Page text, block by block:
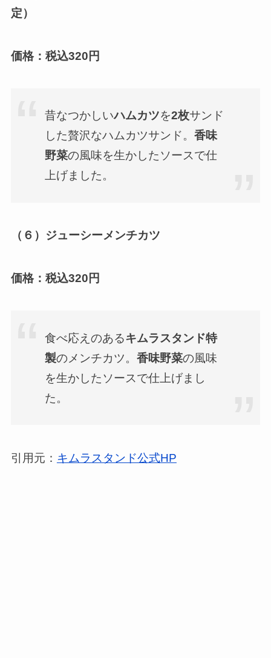
定）
価格：税込320円
昔なつかしいハムカツを2枚サンド
した贅沢なハムカツサンド。香味
野菜の風味を生かしたソースで仕
上げました。
（６）ジューシーメンチカツ
価格：税込320円
食べ応えのあるキムラスタンド特
製のメンチカツ。香味野菜の風味
を生かしたソースで仕上げまし
た。
引用元： キムラスタンド公式HP